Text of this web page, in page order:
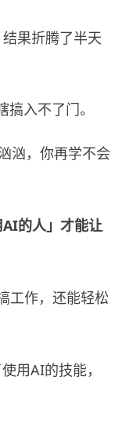
果折腾了半天
入不了门。
汹，你再学不会
的人」才能让
工作，还能轻松
用AI的技能，